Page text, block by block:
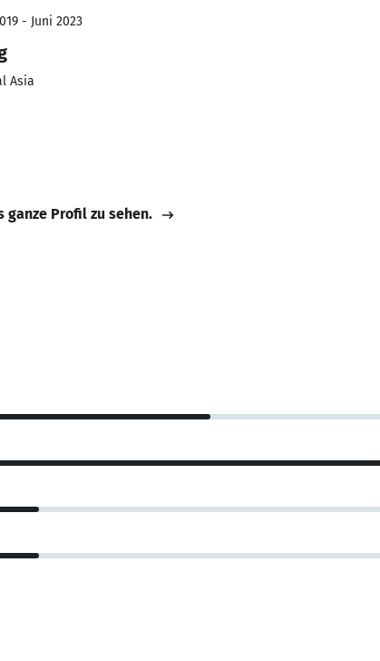
- Juni 2023
Asia
ganze Profil zu sehen.